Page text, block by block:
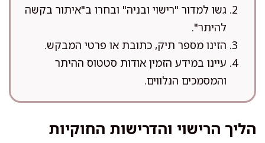
גשו למדור "רישוי ובניה" ובחרו ב"איתור בקשה
להיתר".
הזינו מספר תיק, כתובת או פרטי המבקש.
עיינו במידע הזמין אודות סטטוס ההיתר
והמסמכים הנלווים.
הליך הרישוי והדרישות החוקיות